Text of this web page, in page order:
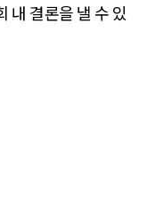
내 결론을 낼 수 있